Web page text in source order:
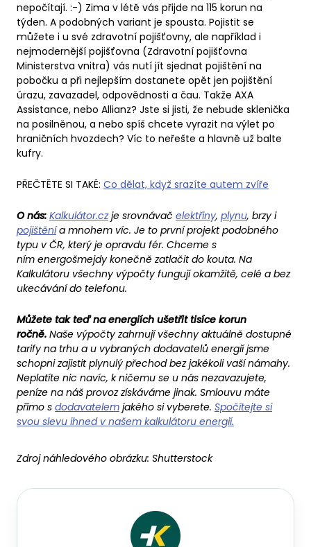
nepočítají. :-) Zima v létě vás přijde na 115 korun na
týden. A podobných variant je spousta. Pojistit se
můžete i u své zdravotní pojišťovny, ale například i
nejmodernější pojišťovna (Zdravotní pojišťovna
Ministerstva vnitra) vás nutí jít sjednat pojištění na
pobočku a při nejlepším dostanete opět jen pojištění
úrazu, zavazadel, odpovědnosti a čau. Takže AXA
Assistance, nebo Allianz? Jste si jisti, že nebude sklenička
na posilněnou, a nebo spíš chcete vyrazit na výlet po
hraničních hvozdech? Víc to neřešte a hlavně už balte
kufry.
PŘEČTĚTE SI TAKÉ: Co dělat, když srazíte autem zvíře
O nás: Kalkulátor.czje srovnávač elektřiny, plynu, brzy i
pojištěnía mnohem víc. Je to první projekt podobného
typu v ČR, který je opravdu fér. Chceme s
ním energošmejdy konečně zatlačit do kouta. Na
Kalkulátoru všechny výpočty fungují okamžitě, celé a bez
ukecávání do telefonu.
Můžete tak teď na energiích ušetřit tisíce korun
ročně. Naše výpočty zahrnují všechny aktuálně dostupné
tarify na trhu a u vybraných dodavatelů energií jsme
schopni zajistit plynulý přechod bez jakékoli vaší námahy.
Neplatíte nic navíc, k ničemu se u nás nezavazujete,
peníze na náš provoz získáváme jinak. Smlouvu máte
přímo s dodavatelem jakého si vyberete. Spočítejte si
svou slevu ihned v našem kalkulátoru energií.
Zdroj náhledového obrázku: Shutterstock